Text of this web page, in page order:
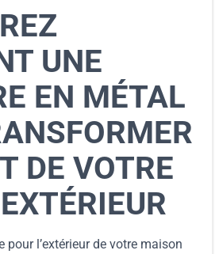
UNE
EN MÉTAL
DE VOTRE
pour l’extérieur de votre maison